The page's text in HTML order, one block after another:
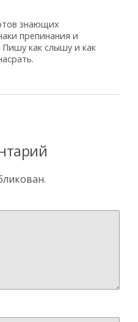
знающих
препинания и
как слышу и как